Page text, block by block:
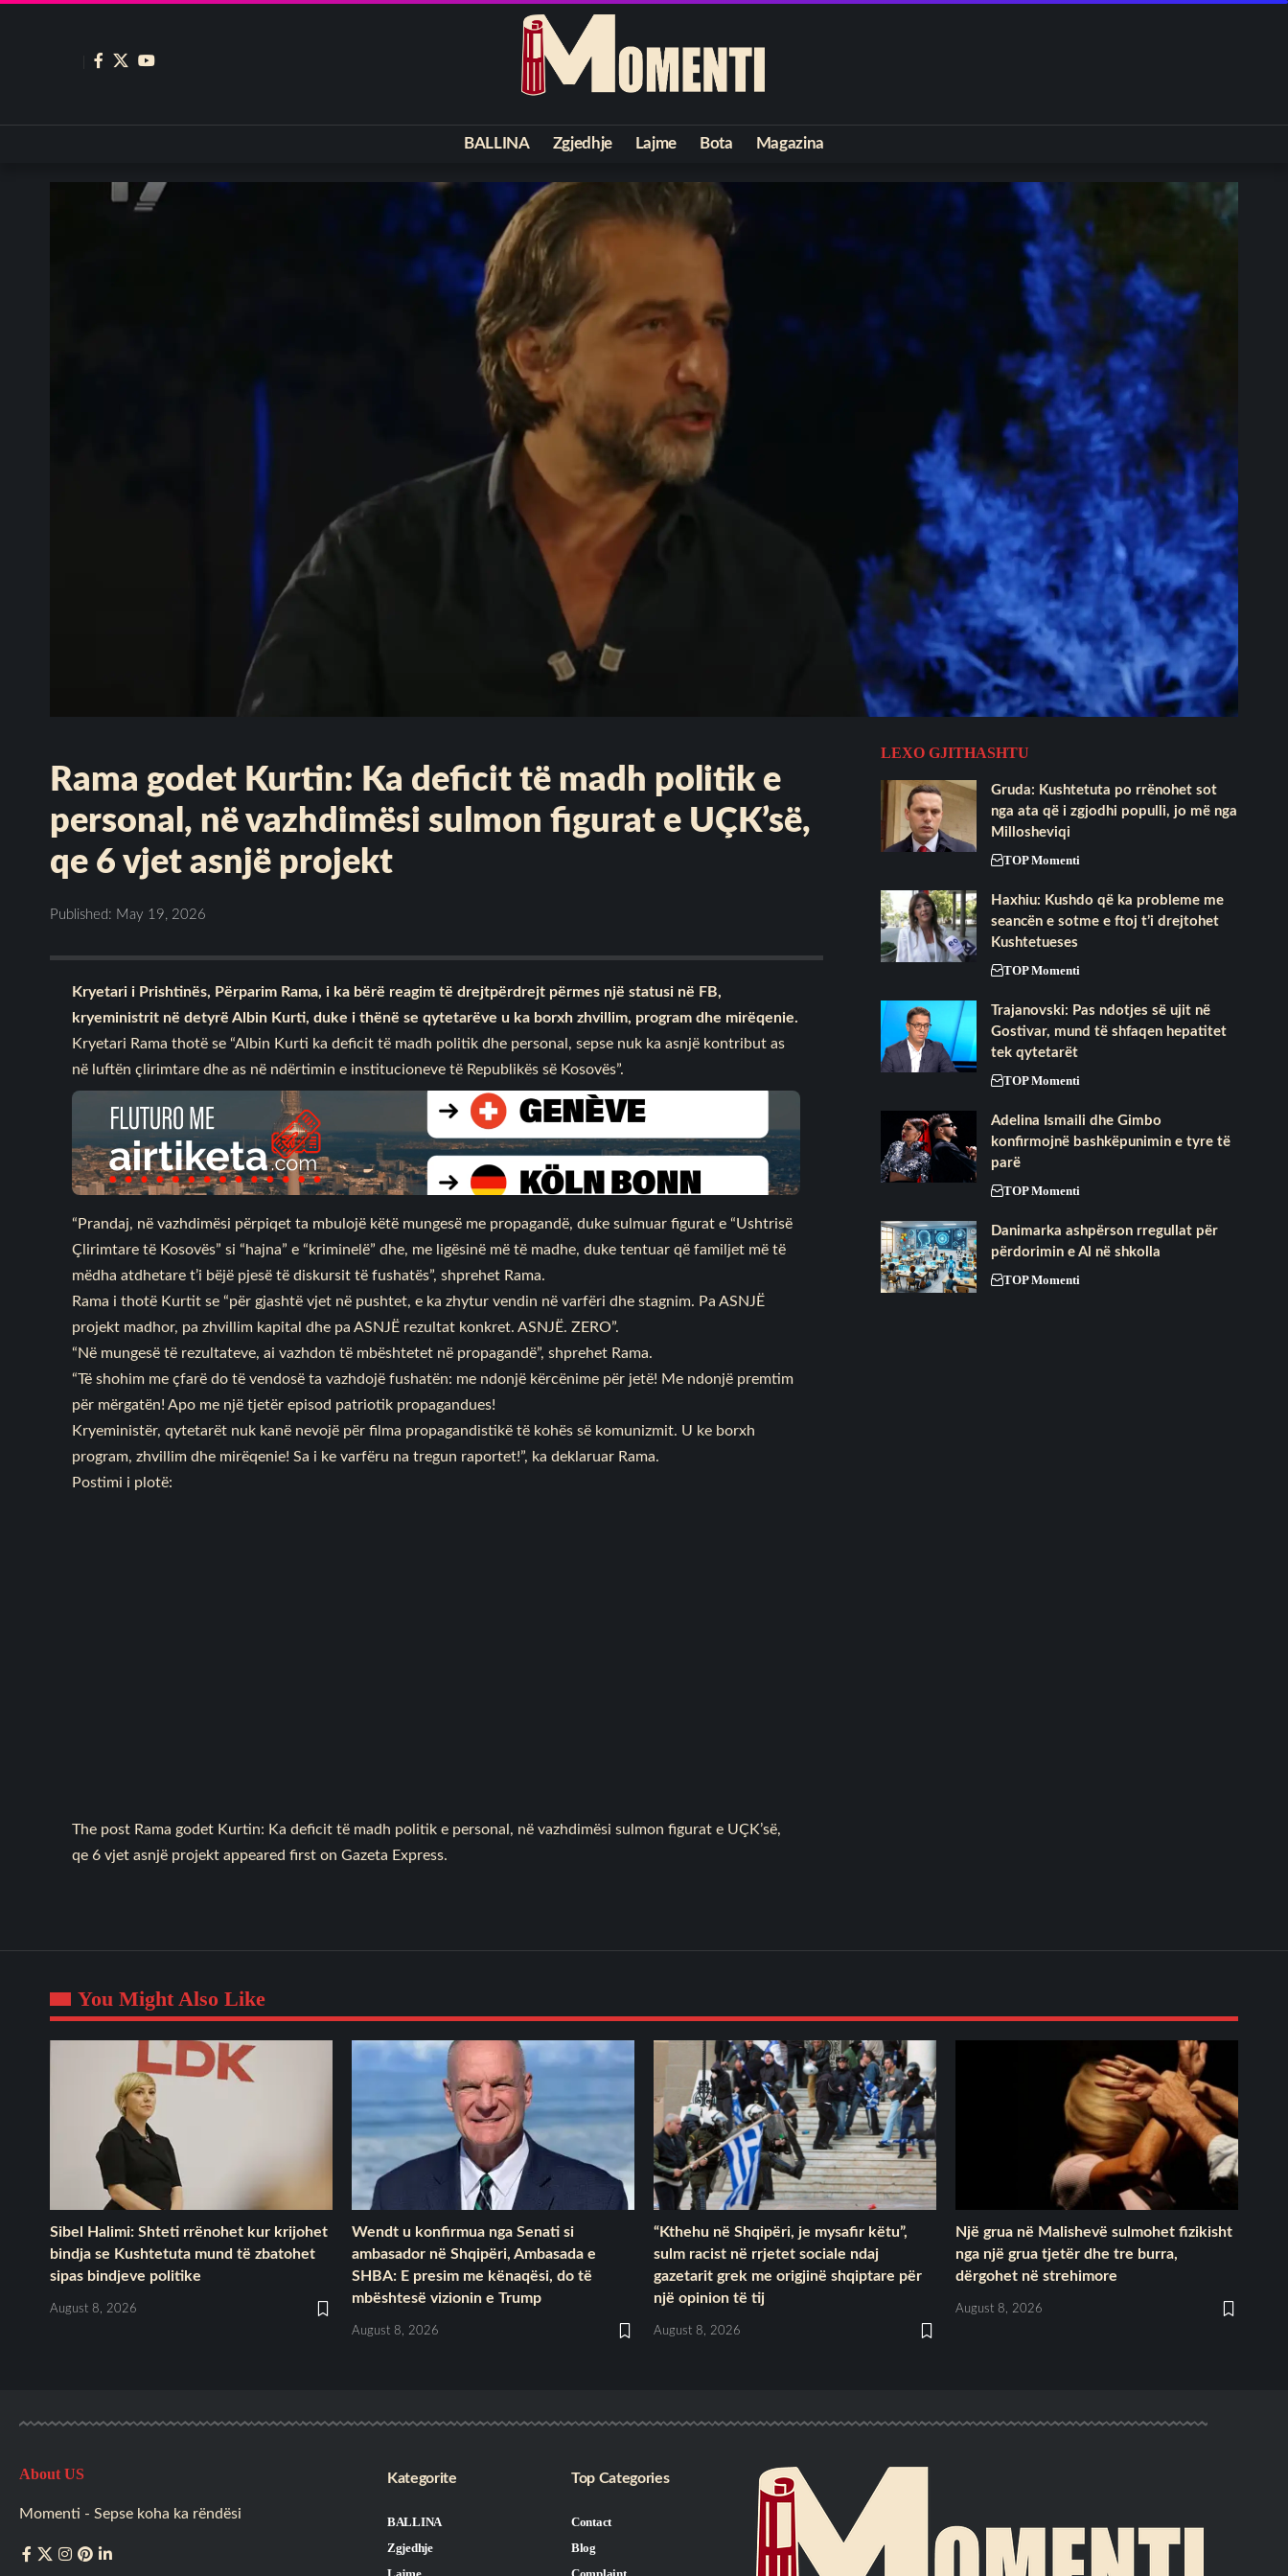
BALLINA Zgjedhje Lajme Bota Magazina
Rama godet Kurtin: Ka deficit të madh politik e
personal, në vazhdimësi sulmon figurat e UÇK’së,
qe 6 vjet asnjë projekt
Published: May 19, 2026
Kryetari i Prishtinës, Përparim Rama, i ka bërë reagim të drejtpërdrejt përmes një statusi në FB,
kryeministrit në detyrë Albin Kurti, duke i thënë se qytetarëve u ka borxh zhvillim, program dhe mirëqenie.
Kryetari Rama thotë se “Albin Kurti ka deficit të madh politik dhe personal, sepse nuk ka asnjë kontribut as
në luftën çlirimtare dhe as në ndërtimin e institucioneve të Republikës së Kosovës”.
“Prandaj, në vazhdimësi përpiqet ta mbulojë këtë mungesë me propagandë, duke sulmuar figurat e “Ushtrisë
Çlirimtare të Kosovës” si “hajna” e “kriminelë” dhe, me ligësinë më të madhe, duke tentuar që familjet më të
mëdha atdhetare t’i bëjë pjesë të diskursit të fushatës”, shprehet Rama.
Rama i thotë Kurtit se “për gjashtë vjet në pushtet, e ka zhytur vendin në varfëri dhe stagnim. Pa ASNJË
projekt madhor, pa zhvillim kapital dhe pa ASNJË rezultat konkret. ASNJË. ZERO”.
“Në mungesë të rezultateve, ai vazhdon të mbështetet në propagandë”, shprehet Rama.
“Të shohim me çfarë do të vendosë ta vazhdojë fushatën: me ndonjë kërcënime për jetë! Me ndonjë premtim
për mërgatën! Apo me një tjetër episod patriotik propagandues!
Kryeministër, qytetarët nuk kanë nevojë për filma propagandistikë të kohës së komunizmit. U ke borxh
program, zhvillim dhe mirëqenie! Sa i ke varfëru na tregun raportet!”, ka deklaruar Rama.
Postimi i plotë:
The post Rama godet Kurtin: Ka deficit të madh politik e personal, në vazhdimësi sulmon figurat e UÇK’së,
qe 6 vjet asnjë projekt appeared first onGazeta Express.
LEXO GJITHASHTU
Gruda: Kushtetuta po rrënohet sot
nga ata që i zgjodhi populli, jo më nga
Millosheviqi
TOP Momenti
Haxhiu: Kushdo që ka probleme me
seancën e sotme e ftoj t’i drejtohet
Kushtetueses
TOP Momenti
Trajanovski: Pas ndotjes së ujit në
Gostivar, mund të shfaqen hepatitet
tek qytetarët
TOP Momenti
Adelina Ismaili dhe Gimbo
konfirmojnë bashkëpunimin e tyre të
parë
TOP Momenti
Danimarka ashpërson rregullat për
përdorimin e Al në shkolla
TOP Momenti
You Might Also Like
Sibel Halimi: Shteti rrënohet kur krijohet
bindja se Kushtetuta mund të zbatohet
sipas bindjeve politike
August 8, 2026
Wendt u konfirmua nga Senati si
ambasador në Shqipëri, Ambasada e
SHBA: E presim me kënaqësi, do të
mbështesë vizionin e Trump
August 8, 2026
“Kthehu në Shqipëri, je mysafir këtu”,
sulm racist në rrjetet sociale ndaj
gazetarit grek me origjinë shqiptare për
një opinion të tij
August 8, 2026
Një grua në Malishevë sulmohet fizikisht
nga një grua tjetër dhe tre burra,
dërgohet në strehimore
August 8, 2026
About US
Momenti - Sepse koha ka rëndësi
Kategorite
BALLINA
Zgjedhje
Top Categories
Contact
Blog